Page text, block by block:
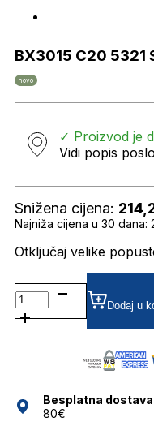
BX3015 C20 5321
novo
✓ Proizvod je
Vidi popis
Snižena cijena:
Najniža cijena u 30 dana:
Otključaj velike
BX3015
C20
5321
Dodaj u
Besplatna
80€